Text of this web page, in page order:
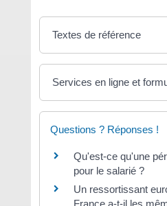
Textes de référence
Services en ligne et
Questions ? Réponses !
Qu'est-ce qu'une
pour le salarié ?
Un ressortissant
France a-t-il les